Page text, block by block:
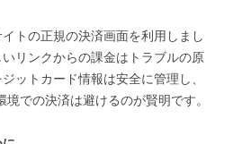
トの正規の決済画面を利用しまし
リンクからの課金はトラブルの原
ットカード情報は安全に管理し、
での決済は避けるのが賢明です。